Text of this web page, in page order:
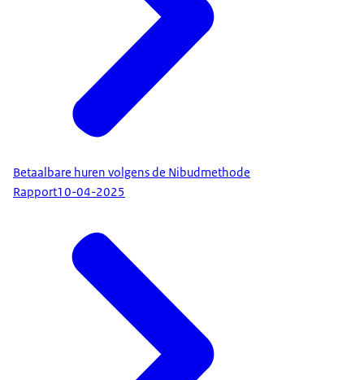
Betaalbare huren volgens de Nibudmethode
Rapport10-04-2025